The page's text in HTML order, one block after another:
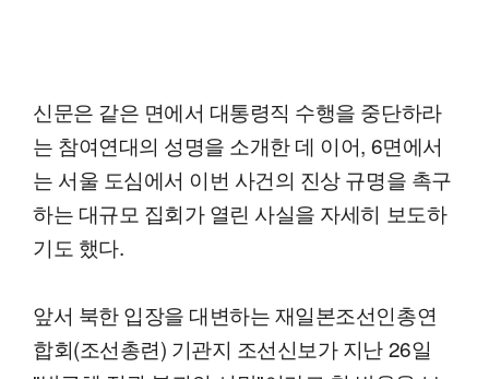
신문은 같은 면에서 대통령직 수행을 중단하라
는 참여연대의 성명을 소개한 데 이어, 6면에서
는 서울 도심에서 이번 사건의 진상 규명을 촉구
하는 대규모 집회가 열린 사실을 자세히 보도하
기도 했다.
앞서 북한 입장을 대변하는 재일본조선인총연
합회(조선총련) 기관지 조선신보가 지난 26일